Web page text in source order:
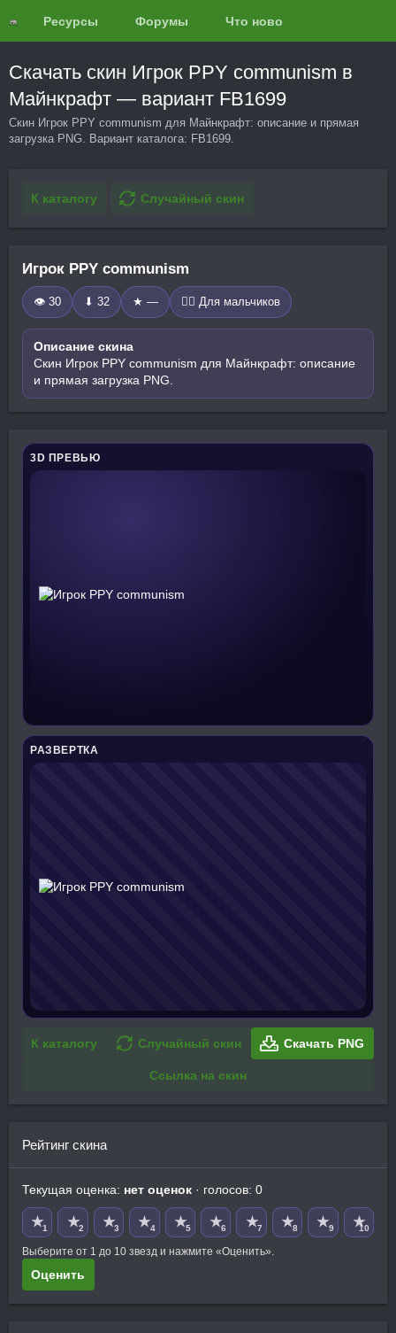
Ресурсы Форумы Что нового?
Скачать скин Игрок PPY communism в
Майнкрафт — вариант FB1699
Скин Игрок PPY communism для Майнкрафт: описание и прямая
загрузка PNG. Вариант каталога: FB1699.
К каталогу Случайный скин
Игрок PPY communism
👁 30 ⬇ 32 ★ — 🧍‍♂️ Для мальчиков
Описание скина
Скин Игрок PPY communism для Майнкрафт: описание
и прямая загрузка PNG.
3D ПРЕВЬЮ
РАЗВЕРТКА
К каталогу Случайный скин Скачать PNG
Ссылка на скин
Рейтинг скина
Текущая оценка: нет оценок · голосов: 0
★1 ★2 ★3 ★4 ★5 ★6 ★7 ★8 ★9 ★10
Выберите от 1 до 10 звезд и нажмите «Оценить».
Оценить